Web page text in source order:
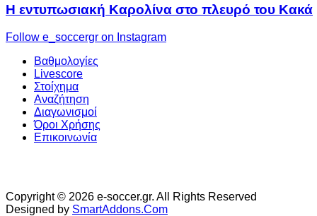
H εντυπωσιακή Καρολίνα στο πλευρό του Κακά
Follow e_soccergr on Instagram
Βαθμολογίες
Livescore
Στοίχημα
Αναζήτηση
Διαγωνισμοί
Όροι Χρήσης
Επικοινωνία
Copyright © 2026 e-soccer.gr. All Rights Reserved
Designed by SmartAddons.Com